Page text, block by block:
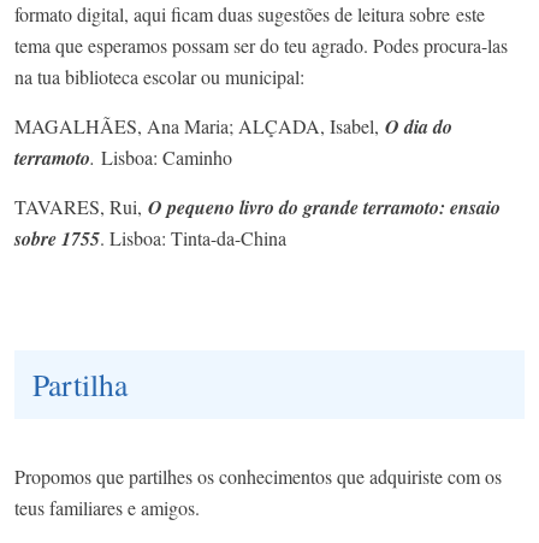
formato digital, aqui ficam duas sugestões de leitura sobre este
tema que esperamos possam ser do teu agrado. Podes procura-las
na tua biblioteca escolar ou municipal:
MAGALHÃES, Ana Maria; ALÇADA, Isabel, O dia do
terramoto. Lisboa: Caminho
TAVARES, Rui, O pequeno livro do grande terramoto: ensaio
sobre 1755. Lisboa: Tinta-da-China
Partilha
Propomos que partilhes os conhecimentos que adquiriste com os
teus familiares e amigos.